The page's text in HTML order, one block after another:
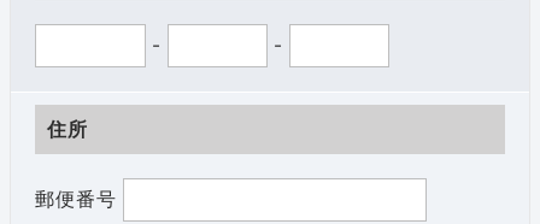
- -
住所
郵便番号